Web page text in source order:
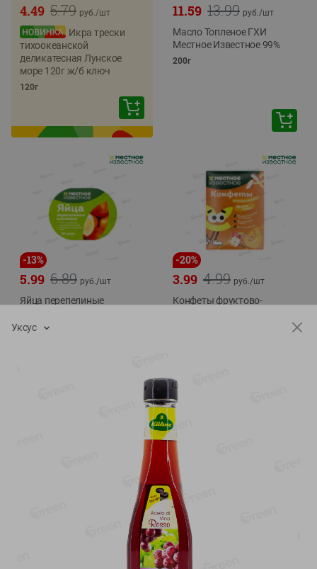
5.79
4.49 руб./шт
Икра трески
тихоокеанской
деликатесная Лунское
море 120г ж/б ключ
120г
13.99
11.59 руб./шт
Масло Топленое ГХИ
Местное Известное 99%
200г
-13%
6.89
5.99 руб./шт
Яйца перепелиные
Местное известное 20 шт
-20%
4.99
3.99 руб./шт
Конфеты фруктово-
Показать 15-28 из 78
Уксус